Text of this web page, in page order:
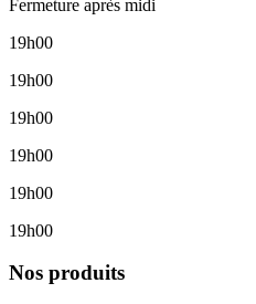
Fermeture après midi
19h00
19h00
19h00
19h00
19h00
19h00
Nos produits